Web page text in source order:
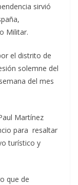
sirvió
Militar.
el distrito de
solemne del
del mes
Martínez
para resaltar
turístico y
que de